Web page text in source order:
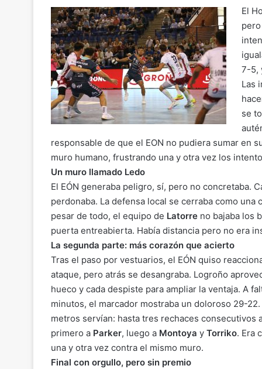
p
y
Li
n
k
ai
l
c
e
b
o
o
k
at
s
A
p
p
e
gr
a
m
m
p
ar
tir
El
7-5,
Las
se
responsable de que el EON no pudiera sumar en
muro humano, frustrando una y otra vez los
Un muro llamado Ledo
El EÓN generaba peligro, sí, pero no concretaba.
perdonaba. La defensa local se cerraba como
pesar de todo, el equipo de Latorre no bajaba los
puerta entreabierta. Había distancia pero no era
La segunda parte: más corazón que acierto
Tras el paso por vestuarios, el EÓN quiso
ataque, pero atrás se desangraba. Logroño
hueco y cada despiste para ampliar la ventaja. A
minutos, el marcador mostraba un doloroso 29-22.
metros servían: hasta tres rechaces consecutivos
primero a Parker, luego a Montoya y Torriko. Era
una y otra vez contra el mismo muro.
Final con orgullo, pero sin premio